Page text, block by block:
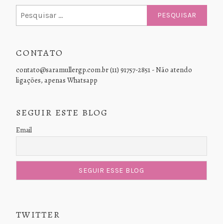
por:
CONTATO
contato@saramullergp.com.br (11) 91757-2851 - Não atendo
ligações, apenas Whatsapp
SEGUIR ESTE BLOG
Email
TWITTER